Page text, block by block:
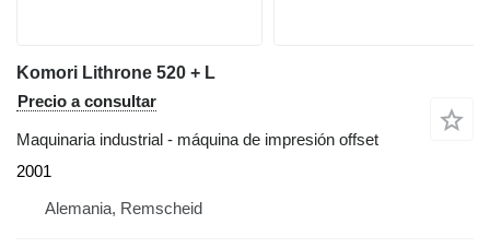
Komori Lithrone 520 + L
Precio a consultar
Maquinaria industrial - máquina de impresión offset
2001
Alemania, Remscheid